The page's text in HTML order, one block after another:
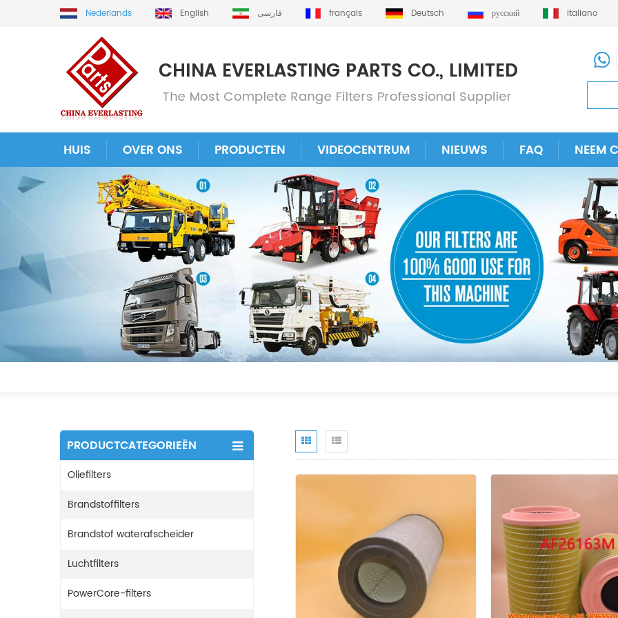
Nederlands English فارسی français Deutsch русский italiano
HUIS OVER ONS PRODUCTEN VIDEOCENTRUM NIEUWS FAQ NEEM
PRODUCTCATEGORIEËN
Oliefilters
Brandstoffilters
Brandstof waterafscheider
Luchtfilters
PowerCore-filters